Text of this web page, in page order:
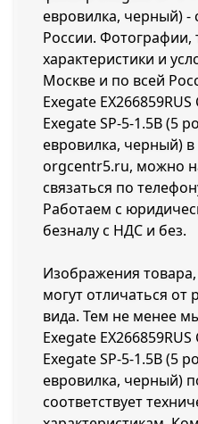
евровилка, черный) -
России. Фотографии,
характеристики и
Москве и по всей
Exegate
Exegate SP-5-1.5B (5
евровилка, черный)
orgcentr5.ru, можно
связаться по
Работаем с
безналу с НДС и без.
Изображения
могут отличаться от
вида. Тем не менее
Exegate
Exegate SP-5-1.5B (5
евровилка, черный)
соответствует